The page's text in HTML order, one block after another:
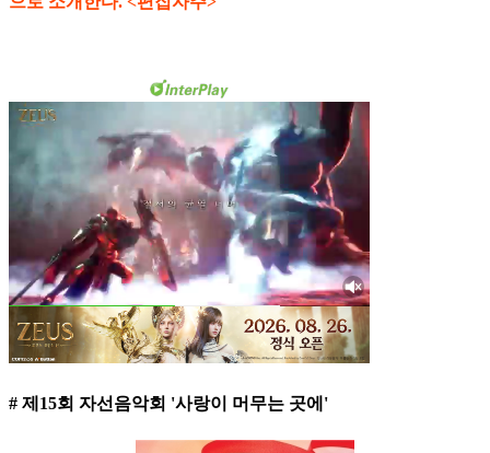
# 제15회 자선음악회 '사랑이 머무는 곳에'